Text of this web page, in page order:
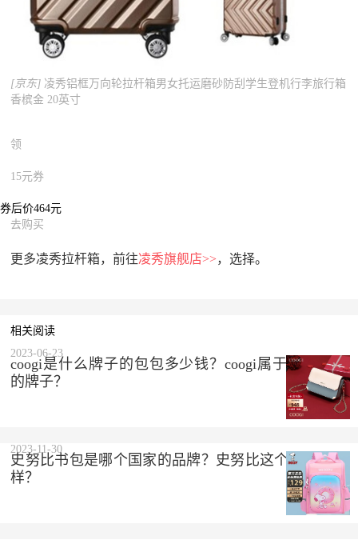
[京东] 凌秀铝框万向轮拉杆箱男女托运磨砂防刮学生登机行李旅行箱
香槟金 20英寸
领
15元券
券后价464元
去购买
更多凌秀拉杆箱，前往凌秀旗舰店>>，选择。
相关阅读
coogi是什么牌子的包包多少钱？coogi属于什么档次
的牌子？
2023-06-23
史努比书包是哪个国家的品牌？史努比这个品牌怎么
样？
2023-11-30